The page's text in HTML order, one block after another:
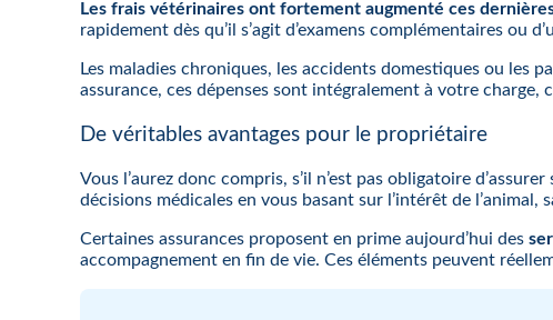
Les frais vétérinaires ont fortement augmenté ces
rapidement dès qu’il s’agit d’examens complémentaires ou
Les maladies chroniques, les accidents domestiques ou les
assurance, ces dépenses sont intégralement à votre
De véritables avantages pour le propriétaire
Vous l’aurez donc compris, s’il n’est pas obligatoire
décisions médicales en vous basant sur l’intérêt de
Certaines assurances proposent en prime aujourd’hui des
accompagnement en fin de vie. Ces éléments peuvent